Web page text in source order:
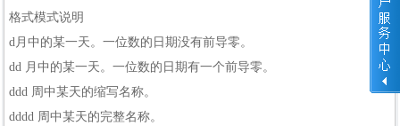
格式模式说明
d月中的某一天。一位数的日期没有前导零。
dd 月中的某一天。一位数的日期有一个前导零。
ddd 周中某天的缩写名称。
dddd 周中某天的完整名称。